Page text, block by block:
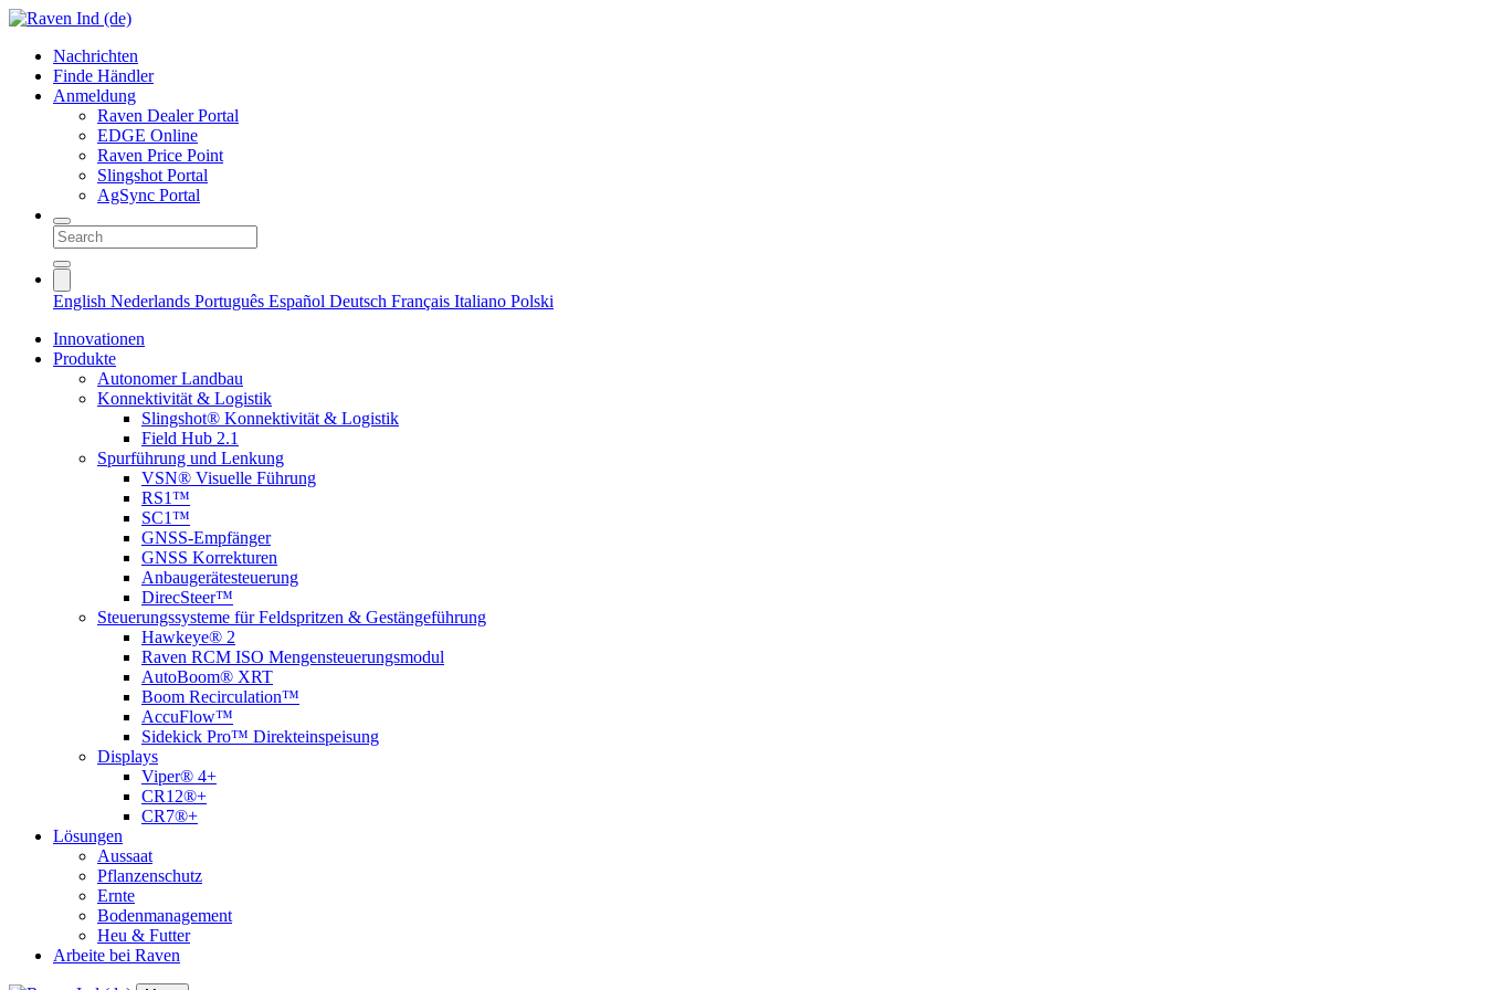
Nachrichten
Finde Händler
Anmeldung
Raven Dealer Portal
EDGE Online
Raven Price Point
Slingshot Portal
AgSync Portal
English Nederlands Português Español Deutsch Français Italiano Polski
Innovationen
Produkte
Autonomer Landbau
Konnektivität & Logistik
Slingshot® Konnektivität & Logistik
Field Hub 2.1
Spurführung und Lenkung
VSN® Visuelle Führung
RS1™
SC1™
GNSS-Empfänger
GNSS Korrekturen
Anbaugerätesteuerung
DirecSteer™
Steuerungssysteme für Feldspritzen & Gestängeführung
Hawkeye® 2
Raven RCM ISO Mengensteuerungsmodul
AutoBoom® XRT
Boom Recirculation™
AccuFlow™
Sidekick Pro™ Direkteinspeisung
Displays
Viper® 4+
CR12®+
CR7®+
Lösungen
Aussaat
Pflanzenschutz
Ernte
Bodenmanagement
Heu & Futter
Arbeite bei Raven